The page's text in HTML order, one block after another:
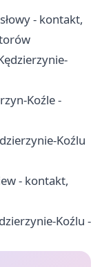
- kontakt,
Koźle -
Koźlu
- kontakt,
Koźlu -